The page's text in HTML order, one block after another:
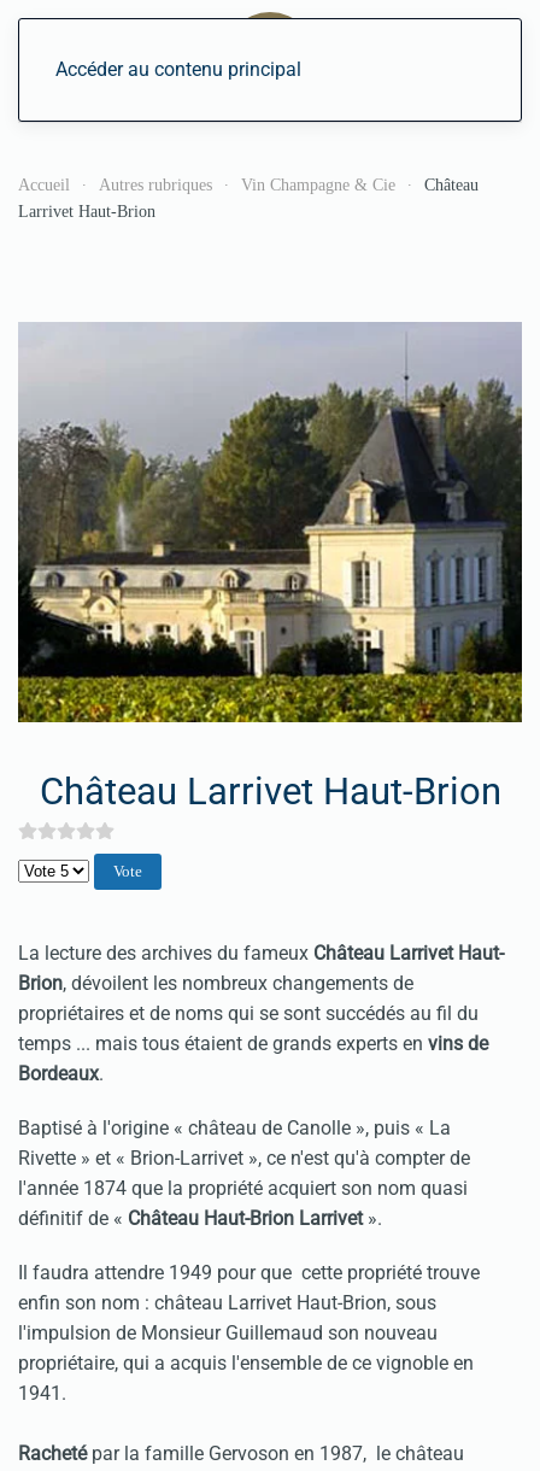
Accéder au contenu principal
Accueil Autres rubriques Vin Champagne & Cie
Château
Larrivet Haut-Brion
Château Larrivet Haut-Brion
Veuillez voter
La lecture des archives du fameux Château Larrivet Haut-
Brion, dévoilent les nombreux changements de
propriétaires et de noms qui se sont succédés au fil du
temps ... mais tous étaient de grands experts en vins de
Bordeaux.
Baptisé à l'origine « château de Canolle », puis « La
Rivette » et « Brion-Larrivet », ce n'est qu'à compter de
l'année 1874 que la propriété acquiert son nom quasi
définitif de « Château Haut-Brion Larrivet».
Il faudra attendre 1949 pour que cette propriété trouve
enfin son nom : château Larrivet Haut-Brion, sous
l'impulsion de Monsieur Guillemaud son nouveau
propriétaire, qui a acquis l'ensemble de ce vignoble en
1941.
Racheté par la famille Gervoson en 1987, le château